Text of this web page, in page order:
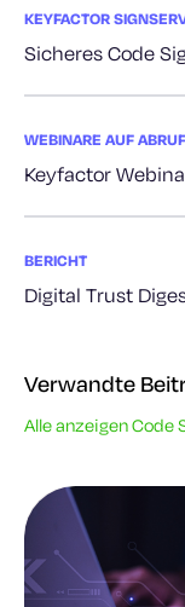
KEYFACTOR
Sicheres Code
WEBINARE AUF ABRUF
Keyfactor
BERICHT
Digital Trust
Verwandte
Alle anzeigen Code